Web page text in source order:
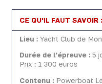
CE QU'IL FAUT SAVOIR :
Lieu : Yacht Club de
Durée de l’épreuve : 5
Prix : 1 300 euros
Contenu : Powerboat